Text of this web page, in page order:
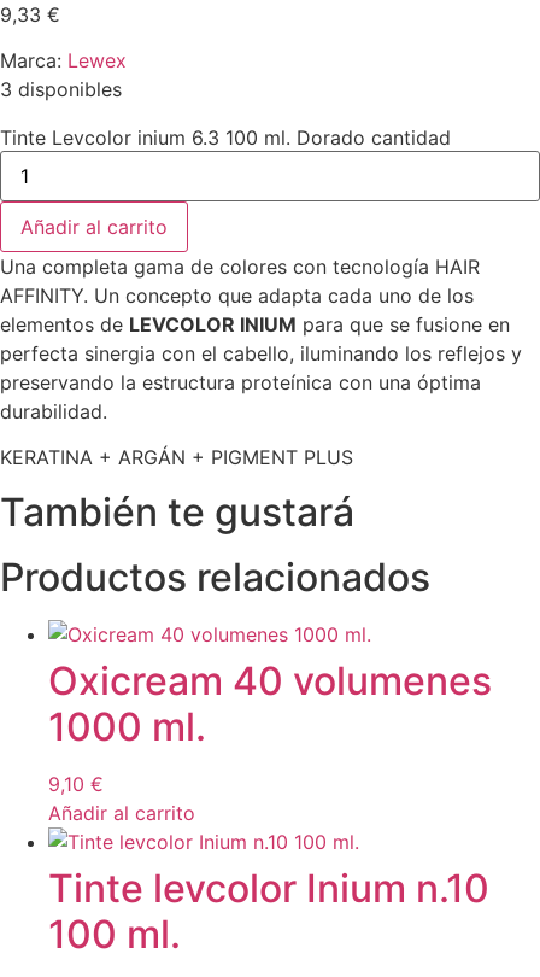
9,33 €
Marca: Lewex
3 disponibles
Tinte Levcolor inium 6.3 100 ml. Dorado cantidad
Añadir al carrito
Una completa gama de colores con tecnología HAIR
AFFINITY. Un concepto que adapta cada uno de los
elementos de LEVCOLOR INIUM para que se fusione en
perfecta sinergia con el cabello, iluminando los reflejos y
preservando la estructura proteínica con una óptima
durabilidad.
KERATINA + ARGÁN + PIGMENT PLUS
También te gustará
Productos relacionados
Oxicream 40 volumenes
1000 ml.
9,10 €
Añadir al carrito
Tinte levcolor Inium n.10
100 ml.